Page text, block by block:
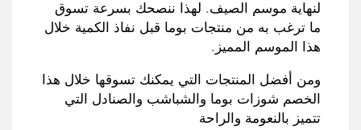
لنهاية موسم الصيف. لهذا ننصحك بسرعة تسوق
ما ترغب به من منتجات بوما قبل نفاذ الكمية خلال
هذا الموسم المميز .
ومن أفضل المنتجات التي يمكنك تسوقها خلال هذا
الخصم شوزات بوما والشباشب والصنادل التي
تتميز بالنعومة والراحة